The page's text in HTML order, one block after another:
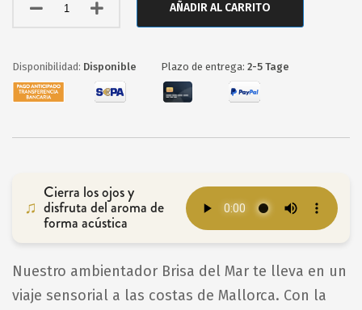
AÑADIR AL CARRITO
Disponible Plazo de entrega: 2-5 Tage
Cierra los ojos y
disfruta del aroma de
forma acústica
Nuestro ambientador Brisa del Mar te lleva en un
viaje sensorial a las costas de Mallorca. Con la